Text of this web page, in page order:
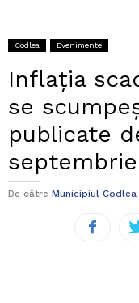
Codlea Evenimente
Inflația
se
publicate
septembrie
De către Municipiul Codlea